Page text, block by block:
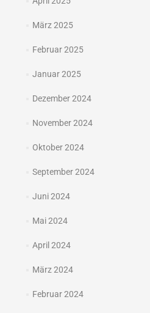
März 2025
Februar 2025
Januar 2025
Dezember 2024
November 2024
Oktober 2024
September 2024
Juni 2024
Mai 2024
April 2024
März 2024
Februar 2024